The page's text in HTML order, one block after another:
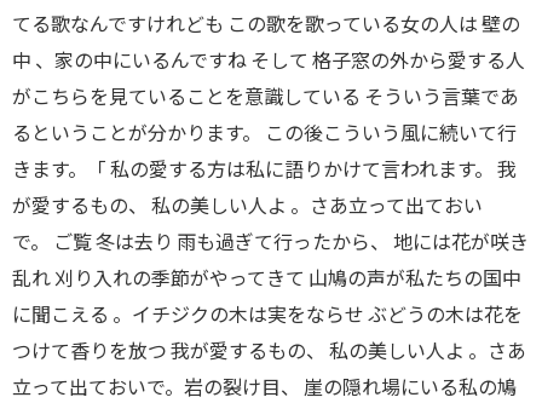
てる歌なんですけれども この歌を歌っている女の人は 壁の
中 、家の中にいるんですね そして 格子窓の外から愛する人
がこちらを見ていることを意識している そういう言葉であ
るということが分かります。 この後こういう風に続いて行
きます。「 私の愛する方は私に語りかけて言われます。 我
が愛するもの、 私の美しい人よ 。さあ立って出ておい
で。 ご覧 冬は去り 雨も過ぎて行ったから、 地には花が咲き
乱れ 刈り入れの季節がやってきて 山鳩の声が私たちの国中
に聞こえる 。イチジクの木は実をならせ ぶどうの木は花を
つけて香りを放つ 我が愛するもの、 私の美しい人よ 。
さあ
立って出ておいで。 岩の裂け目、
崖の隠れ場にいる私の鳩